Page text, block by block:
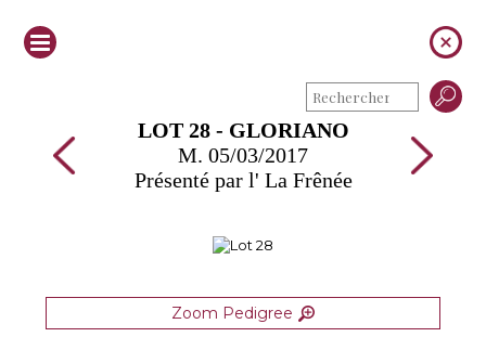
LOT 28 - GLORIANO
M. 05/03/2017
Présenté par l' La Frênée
Zoom Pedigree